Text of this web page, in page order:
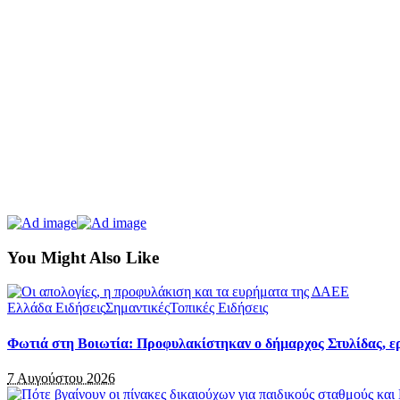
You Might Also Like
Ελλάδα ΕιδήσειςΣημαντικέςΤοπικές Ειδήσεις
Φωτιά στη Βοιωτία: Προφυλακίστηκαν ο δήμαρχος Στυλίδας,
7 Αυγούστου 2026